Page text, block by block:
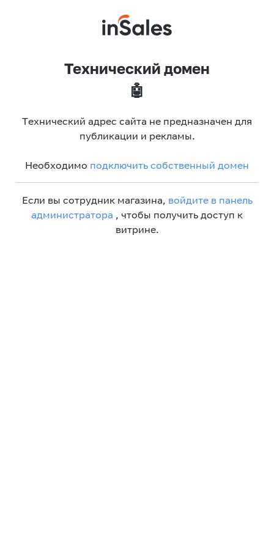
Технический домен
🤖
Технический адрес сайта не предназначен для
публикации и рекламы.
Необходимо подключить собственный домен
Если вы сотрудник магазина, войдите в панель
администратора , чтобы получить доступ к
витрине.